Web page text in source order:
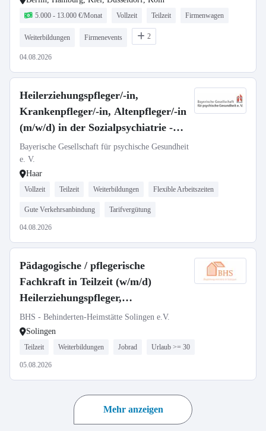
5.000 - 13.000 €/Monat Vollzeit Teilzeit Firmenwagen
Weiterbildungen Firmenevents 2
04.08.2026
Heilerziehungspfleger/-in,
Krankenpfleger/-in, Altenpfleger/-in
(m/w/d) in der Sozialpsychiatrie -
Vollzeit / Teilzeit
Bayerische Gesellschaft für psychische Gesundheit
e. V.
Haar
Vollzeit Teilzeit Weiterbildungen Flexible Arbeitszeiten
Gute Verkehrsanbindung Tarifvergütung
04.08.2026
Pädagogische / pflegerische
Fachkraft in Teilzeit (w/m/d)
Heilerziehungspfleger,
Sozialarbeiter, Sozialpädagoge,
Erzieher, Gesundheits- und
Krankenpfleger, Altenpfleger
BHS - Behinderten-Heimstätte Solingen e.V.
Solingen
Teilzeit Weiterbildungen Jobrad Urlaub >= 30
05.08.2026
Mehr anzeigen